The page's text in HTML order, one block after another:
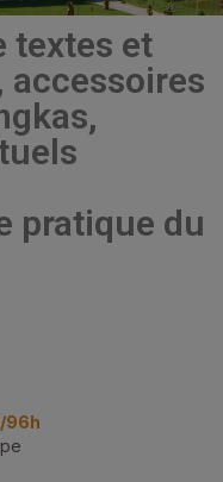
textes et
accessoires
pratique du
96h